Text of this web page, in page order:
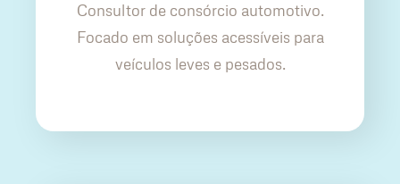
Consultor de consórcio automotivo.
Focado em soluções acessíveis para
veículos leves e pesados.